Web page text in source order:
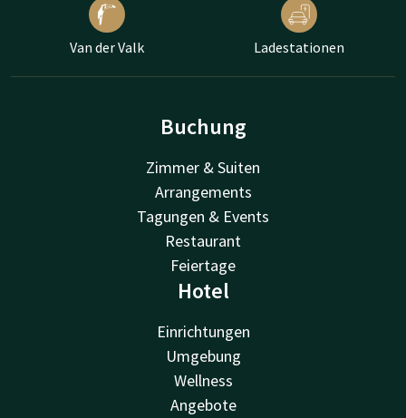
Van der Valk Ladestationen
Buchung
Zimmer & Suiten
Arrangements
Tagungen & Events
Restaurant
Feiertage
Hotel
Einrichtungen
Umgebung
Wellness
Angebote